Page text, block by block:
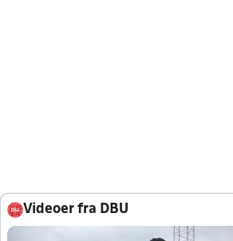
Videoer fra DBU